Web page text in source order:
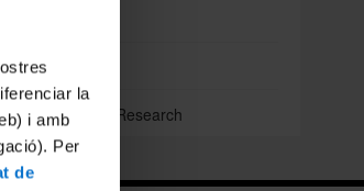
la
i amb
Per
de
Alumni UB
Clinic Campus Research